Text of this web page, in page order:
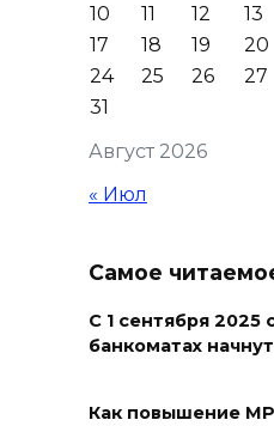
Мужчина
Ростове
07 августа 2026 07:34
Над тремя
Ростовской
БПЛА
Август 2026
10
11 12 13
17
18 19 20
24
25 26 27
31
« Июл
Самое
С 1 сентября 2025
банкоматах
Как повышение